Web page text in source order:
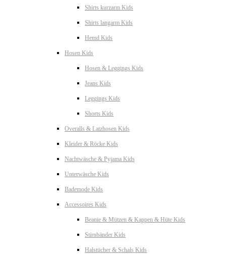
Shirts kurzarm Kids
Shirts langarm Kids
Hemd Kids
Hosen Kids
Hosen & Leggings Kids
Jeans Kids
Leggings Kids
Shorts Kids
Overalls & Latzhosen Kids
Kleider & Röcke Kids
Nachtwäsche & Pyjama Kids
Unterwäsche Kids
Bademode Kids
Accessoires Kids
Beanie & Mützen & Kappen & Hüte Kids
Stirnbänder Kids
Halstücher & Schals Kids